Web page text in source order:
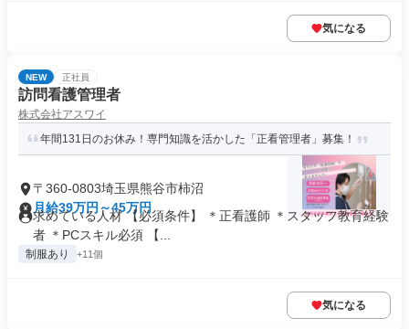
気になる
NEW 正社員
訪問看護管理者
株式会社アスワイ
年間131日のお休み！専門知識を活かした「正看管理者」募集！
〒360-0803埼玉県熊谷市柿沼
月給39万円～45万円
求めている人材 【必須条件】 ＊正看護師 ＊スタッフ教育経験
者 ＊PCスキル必須 【...
制服あり +11個
気になる